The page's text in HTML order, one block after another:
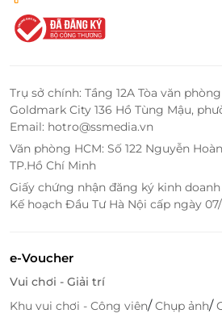
Trụ sở chính: Tầng 12A Tòa văn
Goldmark City 136 Hồ Tùng Mậu,
Email: hotro@ssmedia.vn
Văn phòng HCM: Số 122 Nguyễn
TP.Hồ Chí Minh
Giấy chứng nhận đăng ký kinh doanh
Kế hoạch Đầu Tư Hà Nội cấp ngày
e-Voucher
Vui chơi - Giải trí
Khu vui chơi - Công viên/Chụp ảnh/